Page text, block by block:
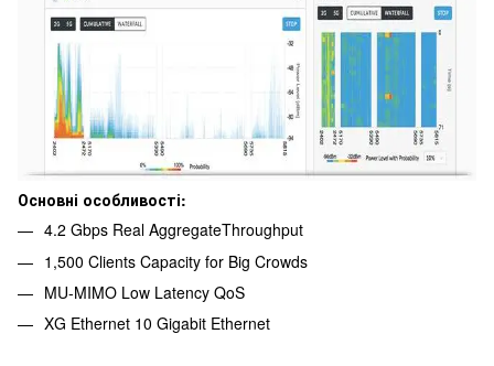
Основні особливості:
4.2 Gbps Real AggregateThroughput
1,500 Clients Capacity for Big Crowds
MU-MIMO Low Latency QoS
XG Ethernet 10 Gigabit Ethernet